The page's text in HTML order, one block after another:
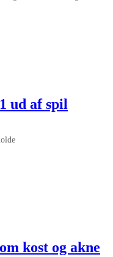
ud af spil
kost og akne